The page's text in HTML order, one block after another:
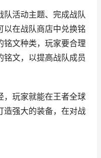
队活动主题、完成战队
以在战队商店中兑换铭
铭文种类，玩家要合理
铭文，以提高战队成员
，玩家就能在王者全球
造强大的装备，在对战